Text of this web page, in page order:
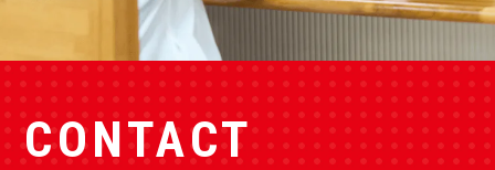
CONTACT